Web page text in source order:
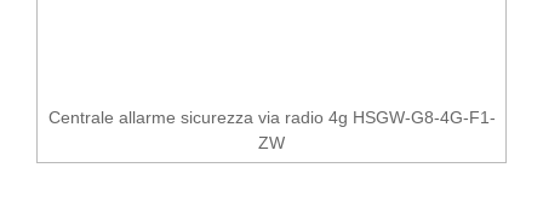
Centrale allarme sicurezza via radio 4g HSGW-G8-4G-F1-
ZW